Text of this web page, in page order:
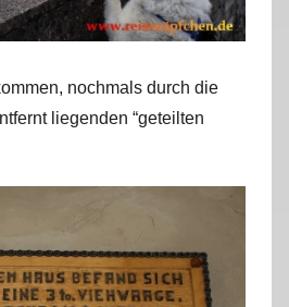
nochmals durch die
liegenden “geteilten